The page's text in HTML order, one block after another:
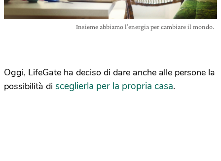
Insieme abbiamo l’energia per cambiare il mondo.
Oggi, LifeGate ha deciso di dare anche alle persone la
possibilità di sceglierla per la propria casa.